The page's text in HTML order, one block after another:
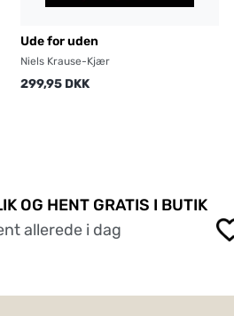
Ude for uden
Niels Krause-Kjær
299,95 DKK
OG HENT GRATIS I BUTIK
allerede i dag